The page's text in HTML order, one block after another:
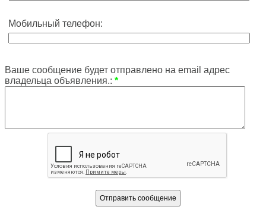
Мобильный телефон:
Ваше сообщение будет отправлено на email адрес
владельца объявления.: *